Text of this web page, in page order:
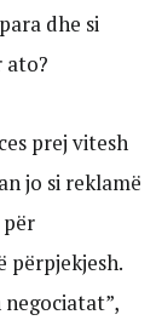
dhe si
ato?
prej vitesh
jo si reklamë
përpjekjesh.